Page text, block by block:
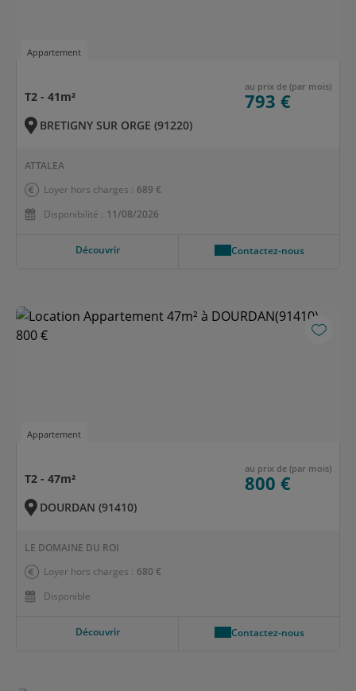
Appartement
T2 - 41m²
au prix de (par mois)
793 €
BRETIGNY SUR ORGE (91220)
ATTALEA
Loyer hors charges : 689 €
Disponibilité : 11/08/2026
Découvrir Contactez-nous
Appartement
T2 - 47m²
au prix de (par mois)
800 €
DOURDAN (91410)
LE DOMAINE DU ROI
Loyer hors charges : 680 €
Disponible
Découvrir Contactez-nous